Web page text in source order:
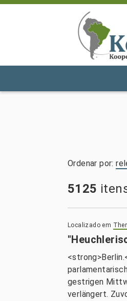
Ordenar por:
5125
Localizado em
gestrigen
verlängert.